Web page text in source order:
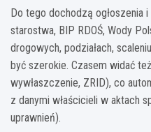
Do tego dochodzą ogłoszenia
starostwa, BIP RDOŚ, Wody
drogowych, podziałach,
być szerokie. Czasem widać
wywłaszczenie, ZRID), co
z danymi właścicieli w aktach
uprawnień).